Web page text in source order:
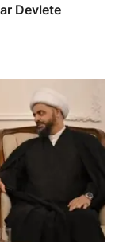
Devlete